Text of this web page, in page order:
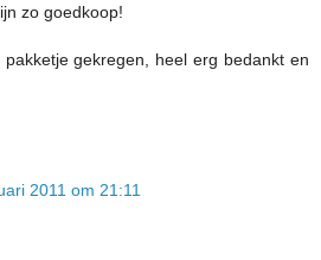
zo goedkoop!
gekregen, heel erg bedankt en
2011 om 21:11